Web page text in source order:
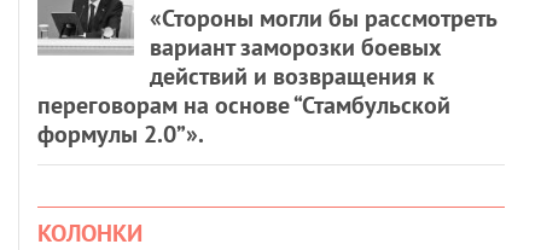
«Стороны могли бы рассмотреть
вариант заморозки боевых
действий и возвращения к
переговорам на основе “Стамбульской
формулы 2.0”».
КОЛОНКИ